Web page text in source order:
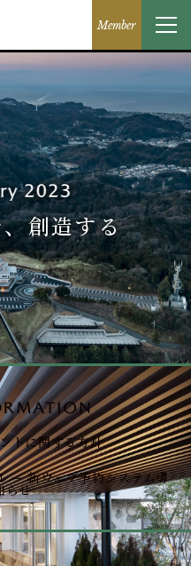
創造する
トに関する方針
ー 新ウェブ予約システム導
らせ
Member